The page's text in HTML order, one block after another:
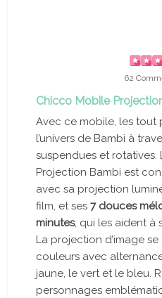
62
Chicco Mobile
Avec ce mobile, les tout
l’univers de Bambi à
suspendues et rotatives.
Projection Bambi est
avec sa projection
film, et ses7 douces
minutes, qui les aident à
La projection d’image
couleurs avec
jaune, le vert et le bleu.
personnages